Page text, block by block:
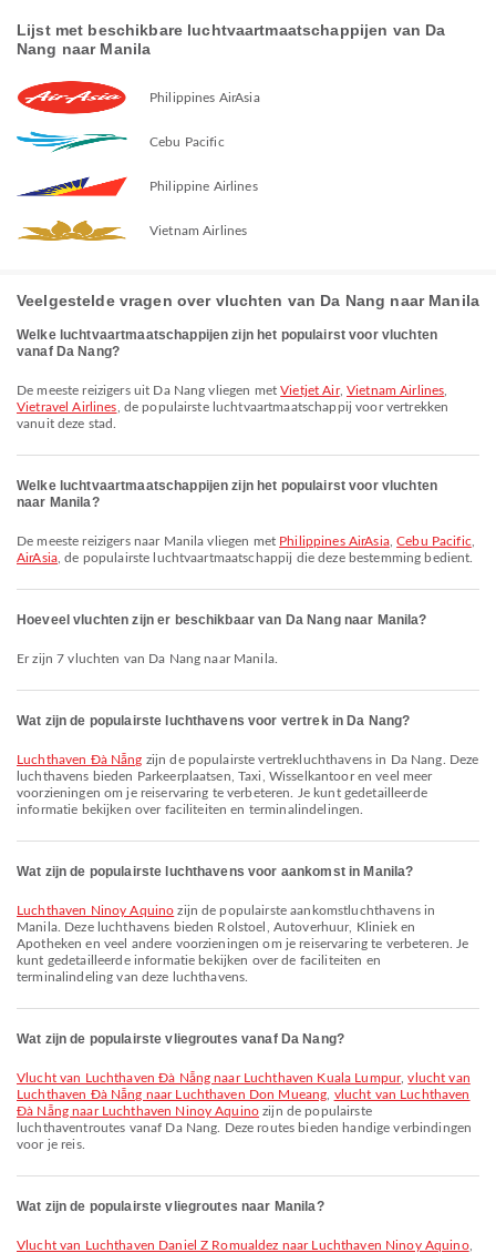
Lijst met beschikbare luchtvaartmaatschappijen van Da
Nang naar Manila
Philippines AirAsia
Cebu Pacific
Philippine Airlines
Vietnam Airlines
Veelgestelde vragen over vluchten van Da Nang naar Manila
Welke luchtvaartmaatschappijen zijn het populairst voor vluchten
vanaf Da Nang?
De meeste reizigers uit Da Nang vliegen metVietjet Air, Vietnam Airlines
Vietravel Airlines , de populairste luchtvaartmaatschappij voor vertrekken
vanuit deze stad.
Welke luchtvaartmaatschappijen zijn het populairst voor vluchten
naar Manila?
De meeste reizigers naar Manila vliegen met Philippines AirAsia,Cebu Pacific
AirAsia, de populairste luchtvaartmaatschappij die deze bestemming bedient.
Hoeveel vluchten zijn er beschikbaar van Da Nang naar Manila?
Er zijn 7 vluchten van Da Nang naar Manila.
Wat zijn de populairste luchthavens voor vertrek in Da Nang?
Luchthaven Đà Nẵng zijn de populairste vertrek­lucht­havens in Da Nang. Deze
luchthavens bieden Parkeerplaatsen, Taxi, Wisselkantoor en veel meer
voorzieningen om je reiservaring te verbeteren. Je kunt gedetailleerde
informatie bekijken over faciliteiten en terminalindelingen.
Wat zijn de populairste luchthavens voor aankomst in Manila?
Luchthaven Ninoy Aquino zijn de populairste aankomstluchthavens in
Manila. Deze luchthavens bieden Rolstoel, Autoverhuur, Kliniek en
Apotheken en veel andere voorzieningen om je reiservaring te verbeteren. Je
kunt gedetailleerde informatie bekijken over de faciliteiten en
terminalindeling van deze luchthavens.
Wat zijn de populairste vliegroutes vanaf Da Nang?
vlucht van Luchthaven Đà Nẵng naar Luchthaven Kuala Lumpur,vlucht van
Luchthaven Đà Nẵng naar Luchthaven Don Mueang vlucht van Luchthaven
Đà Nẵng naar Luchthaven Ninoy Aquino zijn de populairste
luchthaventroutes vanaf Da Nang. Deze routes bieden handige verbindingen
voor je reis.
Wat zijn de populairste vliegroutes naar Manila?
vlucht van Luchthaven Daniel Z Romualdez naar Luchthaven Ninoy Aquino,